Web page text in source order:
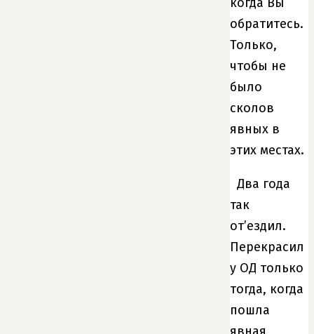
обратитесь.
Только,
чтобы не
было
сколов
явных в
этих местах.
Два года
так
от’ездил.
Перекрасил
у ОД только
тогда, когда
пошла
явная